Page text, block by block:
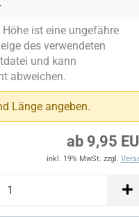
ist eine ungefähre
des verwendeten
und kann
abweichen.
Länge angeben.
ab 9,95
inkl. 19% MwSt. zzgl.